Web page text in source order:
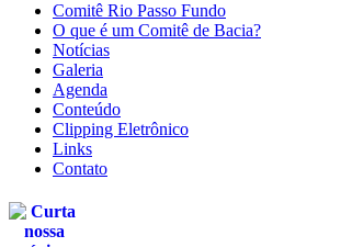
Comitê Rio Passo Fundo
O que é um Comitê de Bacia?
Notícias
Galeria
Agenda
Conteúdo
Clipping Eletrônico
Links
Contato